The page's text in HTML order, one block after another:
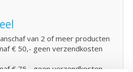
van 2 of meer producten
€ 50,- geen verzendkosten
€ 75,- geen verzendkosten